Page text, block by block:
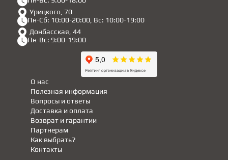
Урицкого, 70
Пн-Сб: 10:00-20:00, Вс: 10:00-19:00
Донбасская, 44
Пн-Вс: 9:00-19:00
Полезная информация
Партнерам
Вопросы и ответы
Доставка и оплата
Возврат и гарантии
Как выбрать?
О нас
Контакты